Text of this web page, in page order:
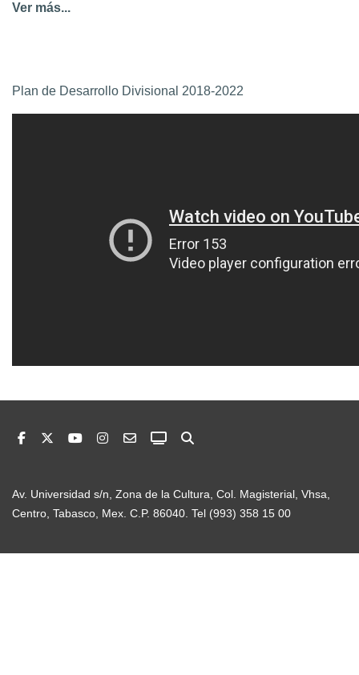
Ver más...
Plan de Desarrollo Divisional 2018-2022
Av. Universidad s/n, Zona de la Cultura, Col. Magisterial, Vhsa,
Centro, Tabasco, Mex. C.P. 86040. Tel (993) 358 15 00